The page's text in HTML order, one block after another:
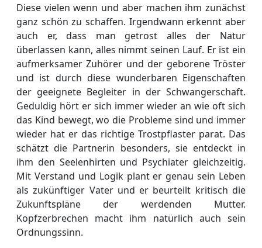
Diese vielen wenn und aber machen ihm zunächst
ganz schön zu schaffen. Irgendwann erkennt aber
auch er, dass man getrost alles der Natur
überlassen kann, alles nimmt seinen Lauf. Er ist ein
aufmerksamer Zuhörer und der geborene Tröster
und ist durch diese wunderbaren Eigenschaften
der geeignete Begleiter in der Schwangerschaft.
Geduldig hört er sich immer wieder an wie oft sich
das Kind bewegt, wo die Probleme sind und immer
wieder hat er das richtige Trostpflaster parat. Das
schätzt die Partnerin besonders, sie entdeckt in
ihm den Seelenhirten und Psychiater gleichzeitig.
Mit Verstand und Logik plant er genau sein Leben
als zukünftiger Vater und er beurteilt kritisch die
Zukunftspläne der werdenden Mutter.
Kopfzerbrechen macht ihm natürlich auch sein
Ordnungssinn.